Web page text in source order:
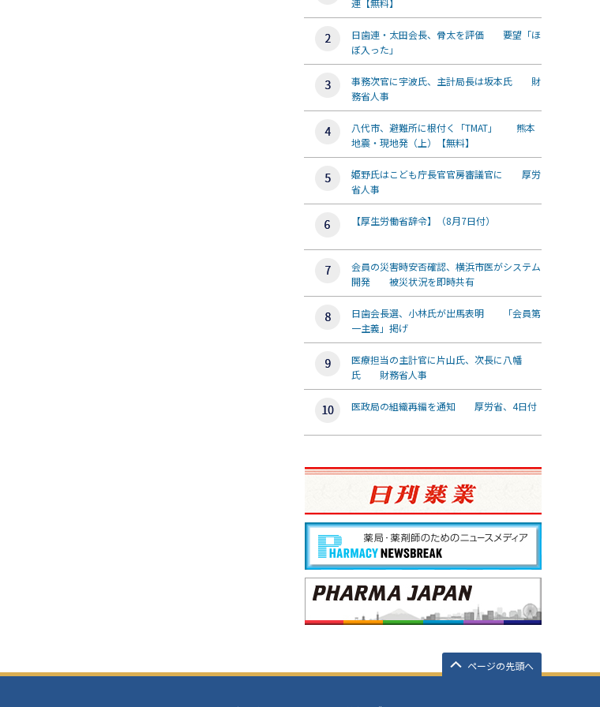
連【無料】
日歯連・太田会長、骨太を評価 要望「ほ
ぼ入った」
事務次官に宇波氏、主計局長は坂本氏 財
務省人事
八代市、避難所に根付く「TMAT」 熊本
地震・現地発（上）【無料】
姫野氏はこども庁長官官房審議官に 厚労
省人事
【厚生労働省辞令】（8月7日付）
会員の災害時安否確認、横浜市医がシステム
開発 被災状況を即時共有
日歯会長選、小林氏が出馬表明 「会員第
一主義」掲げ
医療担当の主計官に片山氏、次長に八幡
氏 財務省人事
医政局の組織再編を通知 厚労省、4日付
ページの先頭へ